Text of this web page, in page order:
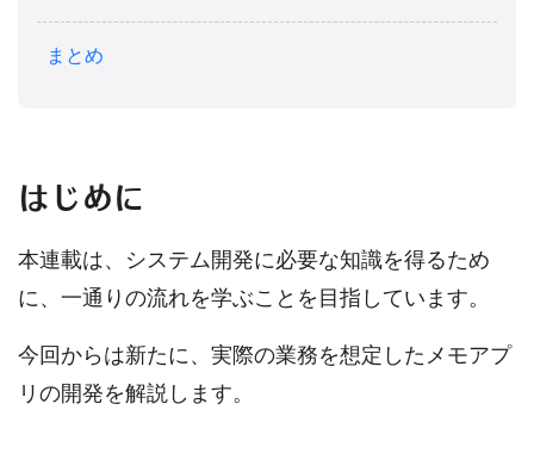
まとめ
はじめに
本連載は、システム開発に必要な知識を得るため
に、一通りの流れを学ぶことを目指しています。
今回からは新たに、実際の業務を想定したメモアプ
リの開発を解説します。